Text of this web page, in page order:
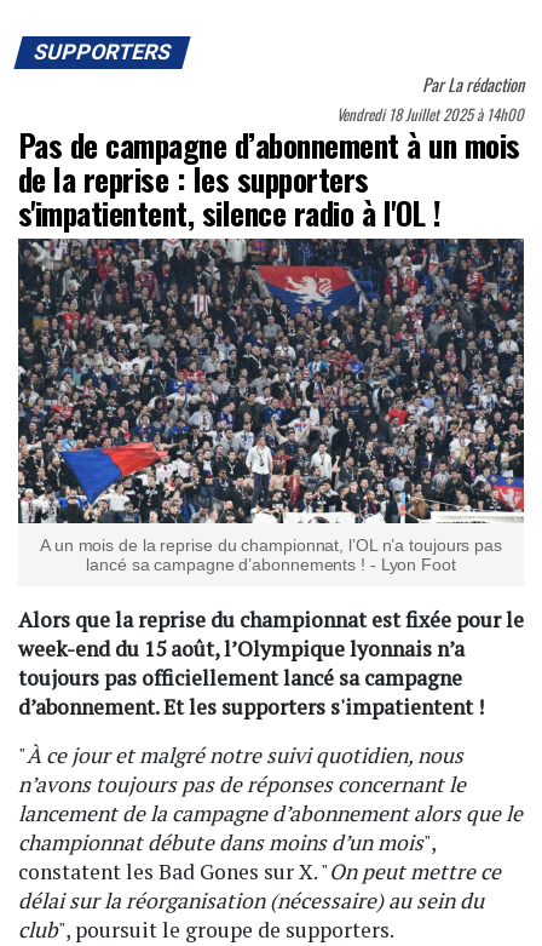
SUPPORTERS
ParLa rédaction
Vendredi 18 Juillet 2025 à 14h00
Pas de campagne d’abonnement à un mois
de la reprise : les supporters
s'impatientent, silence radio à l'OL !
A un mois de la reprise du championnat, l’OL n’a toujours pas
lancé sa campagne d’abonnements ! - Lyon Foot
Alors que la reprise du championnat est fixée pour le
week-end du 15 août, l’Olympique lyonnais n’a
toujours pas officiellement lancé sa campagne
d’abonnement. Et les supporters s'impatientent !
"À ce jour et malgré notre suivi quotidien, nous
n’avons toujours pas de réponses concernant le
lancement de la campagne d’abonnement alors que le
championnat débute dans moins d’un mois",
constatent les Bad Gones sur X. "On peut mettre ce
délai sur la réorganisation (nécessaire) au sein du
club", poursuit le groupe de supporters.